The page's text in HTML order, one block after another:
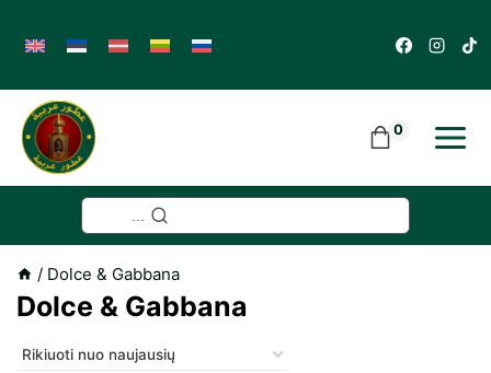
content
0
/ Dolce & Gabbana
Dolce & Gabbana